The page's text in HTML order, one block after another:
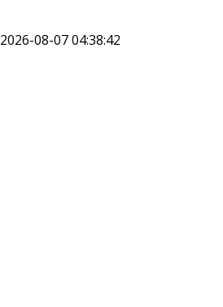
2026-08-07 04:38:42